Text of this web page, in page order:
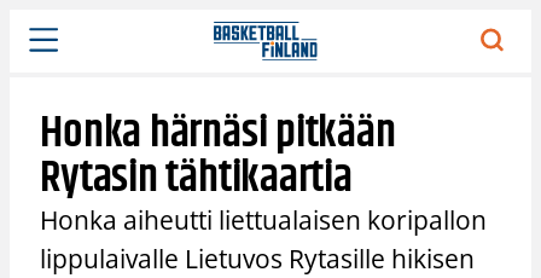
Siirry
sisältöön
Honka härnäsi pitkään
Rytasin tähtikaartia
Honka aiheutti liettualaisen koripallon
lippulaivalle Lietuvos Rytasille hikisen